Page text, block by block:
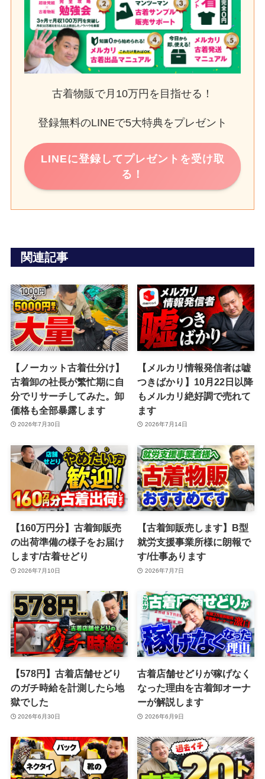
古着物販で月10万円を目指せる！
登録無料のLINEで5大特典をプレゼント
LINEに登録してプレゼントを受け取
る！
関連記事
【ノーカット古着仕分け】
古着卸の社長が繁忙期に自
分でリサーチしてみた。卸
価格も全部暴露します
2026年7月30日
【メルカリ情報発信者は嘘
つきばかり】10月22日以降
もメルカリ絶好調で売れて
ます
2026年7月14日
【160万円分】古着卸販売
の出荷準備の様子をお届け
します/古着せどり
2026年7月10日
【古着卸販売します】B型
就労支援事業所様に朗報で
す/仕事あります
2026年7月7日
【578円】古着店舗せどり
のガチ時給を計測したら地
獄でした
2026年6月30日
古着店舗せどりが稼げなく
なった理由を古着卸オーナ
ーが解説します
2026年6月9日